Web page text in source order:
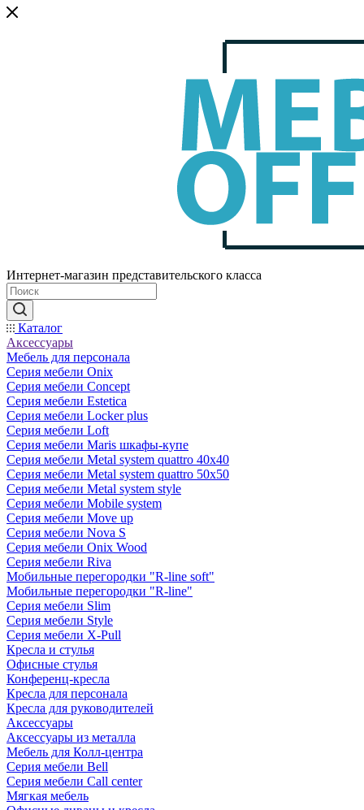
Интернет-магазин представительского класса
Каталог
Аксессуары
Мебель для персонала
Серия мебели Onix
Серия мебели Concept
Серия мебели Estetica
Серия мебели Locker plus
Серия мебели Loft
Серия мебели Maris шкафы-купе
Серия мебели Metal system quattro 40x40
Серия мебели Metal system quattro 50x50
Серия мебели Metal system style
Серия мебели Mobile system
Серия мебели Move up
Серия мебели Nova S
Серия мебели Onix Wood
Серия мебели Riva
Мобильные перегородки "R-line soft"
Мобильные перегородки "R-line"
Серия мебели Slim
Серия мебели Style
Серия мебели X-Pull
Кресла и стулья
Офисные стулья
Конференц-кресла
Кресла для персонала
Кресла для руководителей
Аксессуары
Аксессуары из металла
Мебель для Колл-центра
Серия мебели Bell
Серия мебели Call center
Мягкая мебель